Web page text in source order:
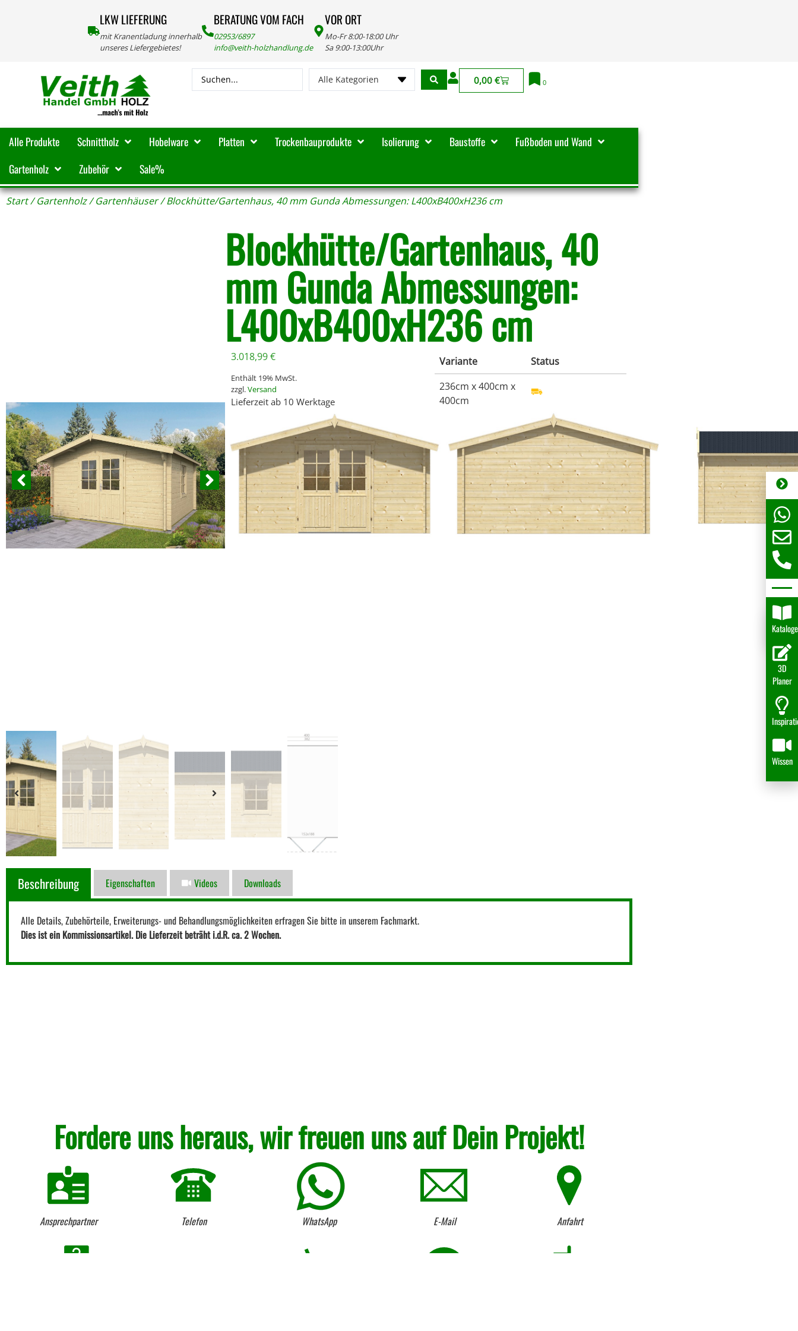
LKW LIEFERUNG
mit Kranentladung innerhalb
unseres Liefergebietes!
BERATUNG VOM FACH
02953/6897
info@veith-holzhandlung.de
VOR ORT
Mo-Fr 8:00-18:00 Uhr
Sa 9:00-13:00Uhr
Alle Kategorien 0,00 € 0
Alle Produkte Schnittholz Hobelware Platten Trockenbauprodukte Isolierung Baustoffe
Fußboden und Wand
Gartenholz
Zubehör Sale%
Start/Gartenholz/Gartenhäuser/ Blockhütte/Gartenhaus, 40 mm Gunda Abmessungen: L400xB400xH236 cm
Blockhütte/Gartenhaus, 40
mm Gunda Abmessungen:
L400xB400xH236 cm
3.018,99€
Enthält 19% MwSt.
zzgl.Versand
Lieferzeit ab 10 Werktage
IN DEN WARENKORB
Variante
Status
236cm x 400cm x
400cm
Nicht auf Lager, bitte anfragen. Tel:
02953-6897
Projektpreis anfragen*
*Bei größeren Mengen erstellen wir Dir gerne ein individuelles Angebot zu attraktiven Konditionen.
Beschreibung Eigenschaften Videos Downloads
Alle Details, Zubehörteile, Erweiterungs- und Behandlungsmöglichkeiten erfragen Sie bitte in unserem Fachmarkt.
Dies ist ein Kommissionsartikel. Die Lieferzeit beträht i.d.R. ca. 2 Wochen.
Fordere uns heraus, wir freuen uns auf Dein Projekt!
Ansprechpartner Telefon WhatsApp E-Mail Anfahrt
Kataloge
3D
Planer
Wissen